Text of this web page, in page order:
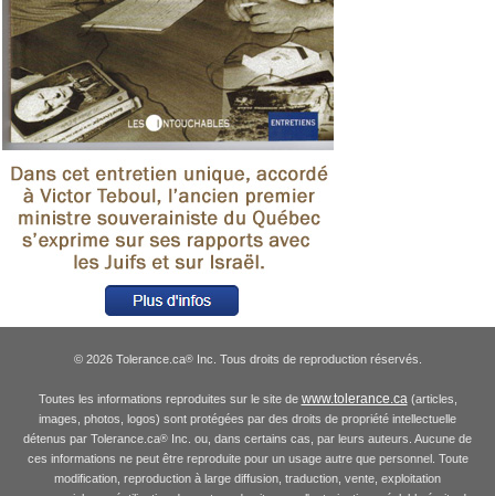
© 2026 Tolerance.ca®Inc. Tous droits de reproduction réservés.
Toutes les informations reproduites sur le site de www.tolerance.ca(articles,
images, photos, logos) sont protégées par des droits de propriété intellectuelle
détenus par Tolerance.ca® Inc. ou, dans certains cas, par leurs auteurs. Aucune de
ces informations ne peut être reproduite pour un usage autre que personnel. Toute
modification, reproduction à large diffusion, traduction, vente, exploitation